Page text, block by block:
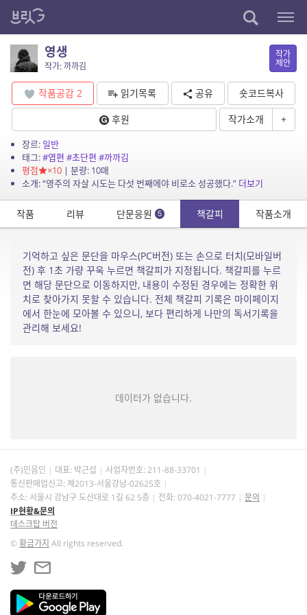
영생
작가: 까까김
작가
제안
작품공감 2 읽기목록 공유
숏코드복사
후원
작가소개 +
장르: 일반
태그:#엽편 #초단편 #까까김
평점
×10| 분량: 10매
소개: “영주의 자살 시도는 다섯 번째에야 비로소 성공했다.” 더보기
작품 리뷰 단문응원 5 책갈피 작품소개
기억하고 싶은 문단을 마우스(PC버전) 또는 손으로 터치(모바일버
전) 후 1초 가량 꾸욱 누르면 책갈피가 지정됩니다. 책갈피를 누르
면 해당 문단으로 이동하지만, 내용이 수정된 경우에는 정확한 위
치로 찾아가지 못할 수 있습니다. 전체 책갈피 기록은 마이페이지
에서 한눈에 모아볼 수 있으니, 보다 편리하게 나만의 독서기록을
관리해 보세요!
데이터가 없습니다.
(주)민음인 대표: 박근섭 사업자번호: 211-88-33701
통신판매업신고: 제2013-서울강남-02625호
주소: 서울시 강남구 도산대로 1길 62 5층
전화: 070-4021-7777
문의
IP현황&문의
데스크탑 버전
©황금가지 All rights reserved.